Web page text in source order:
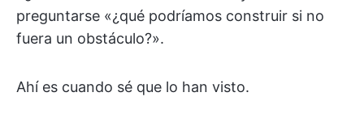
preguntarse «¿qué podríamos construir si no
fuera un obstáculo?».
Ahí es cuando sé que lo han visto.